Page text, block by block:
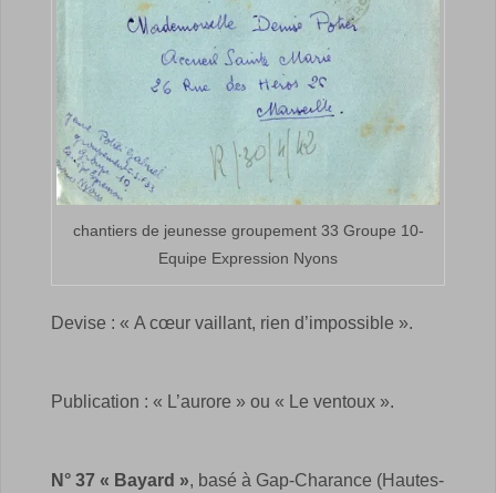
chantiers de jeunesse groupement 33 Groupe 10-
Equipe Expression Nyons
Devise : « A cœur vaillant, rien d’impossible ».
Publication : « L’aurore » ou « Le ventoux ».
N° 37 « Bayard », basé à Gap-Charance (Hautes-